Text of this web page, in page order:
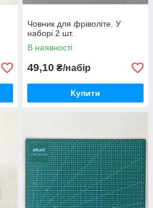
Човник для фріволіте. У
наборі 2 шт.
В наявності
49,10 ₴/набір
Купити